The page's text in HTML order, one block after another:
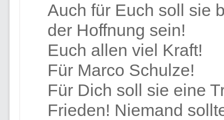
Auch für Euch soll sie
der Hoffnung sein!
Euch allen viel Kraft!
Für Marco Schulze!
Für Dich soll sie eine
Frieden! Niemand